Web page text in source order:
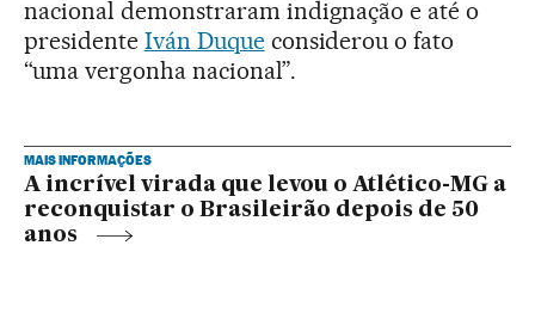
nacional demonstraram indignação e até o
presidente Iván Duqueconsiderou o fato
“uma vergonha nacional”.
MAIS INFORMAÇÕES
A incrível virada que levou o Atlético-MG a
reconquistar o Brasileirão depois de 50
anos